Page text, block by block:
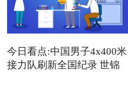
今日看点:中国男子4x400米
接力队刷新全国纪录 世锦